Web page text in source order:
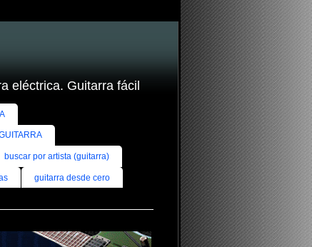
eléctrica. Guitarra fácil
buscar por artista (guitarra)
guitarra desde cero